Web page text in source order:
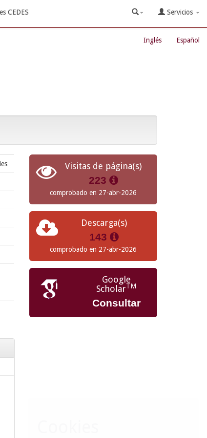
CEDES Servicios
Inglés Español
Visitas de página(s)
223
comprobado en 27-abr-2026
Descarga(s)
143
comprobado en 27-abr-2026
Google
ScholarTM
Consultar